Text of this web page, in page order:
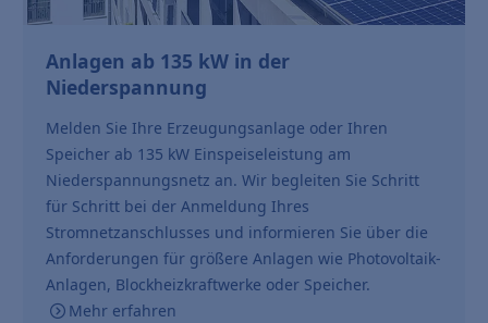
Anlagen ab 135 kW in der
Niederspannung
Melden Sie Ihre Erzeugungsanlage oder Ihren
Speicher ab 135 kW Einspeiseleistung am
Niederspannungsnetz an. Wir begleiten Sie Schritt
für Schritt bei der Anmeldung Ihres
Stromnetzanschlusses und informieren Sie über die
Anforderungen für größere Anlagen wie Photovoltaik-
Anlagen, Blockheizkraftwerke oder Speicher.
Mehr erfahren